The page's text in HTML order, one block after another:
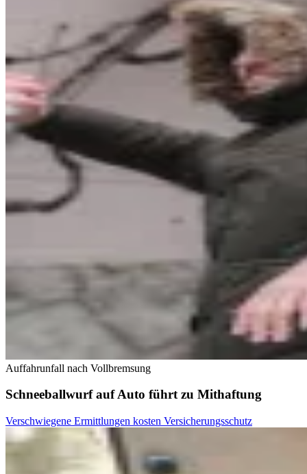
Auffahrunfall nach Vollbremsung
Schneeballwurf auf Auto führt zu Mithaftung
Verschwiegene Ermittlungen kosten Versicherungsschutz